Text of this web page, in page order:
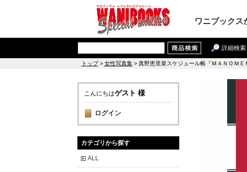
ワニブックス
詳細検索
トップ> 女性写真集> 真野恵里菜スケジュール帳『ＭＡＮＯＭＥ
こんにちはゲスト 様
ログイン
カテゴリから探す
ALL